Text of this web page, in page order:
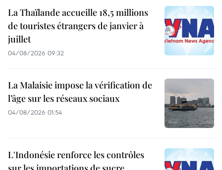
La Thaïlande accueille 18,5 millions
de touristes étrangers de janvier à
juillet
04/08/2026 09:32
La Malaisie impose la vérification de
l’âge sur les réseaux sociaux
04/08/2026 01:54
L'Indonésie renforce les contrôles